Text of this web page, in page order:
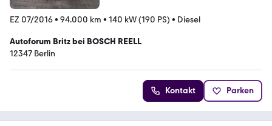
EZ 07/2016• 94.000 km • 140 kW (190 PS) • Diesel
Autoforum Britz bei BOSCH REELL
12347 Berlin
Kontakt Parken